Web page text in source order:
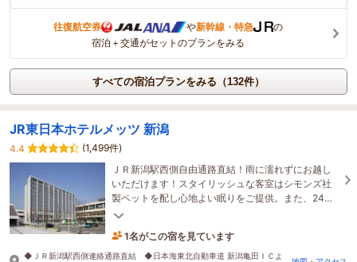
往復航空券 や新幹線・特急
の
宿泊＋交通がセットのプランをみる
すべての宿泊プランをみる（132件）
JR東日本ホテルメッツ 新潟
4.4
(1,499件)
ＪＲ新潟駅西側自由通路直結！雨に濡れずにお越し
いただけます！スタイリッシュな客室はシモンズ社
製ベットを配し心地よい眠りをご提供。また、24時
間営業セブンイレブンも併設し便利。全室無料Wifi完
1名がこの宿を見ています
たった今予約されました
◆ＪＲ新潟駅西側連絡通路直結 ◆日本海東北自動車道 新潟亀田ＩＣよ